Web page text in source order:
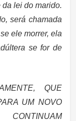
da lei do marido.
será chamada
ele morrer, ela
se for de
QUE
UM NOVO
CONTINUAM